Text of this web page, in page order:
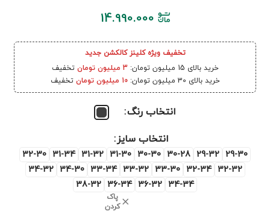
14.990.000
تخفیف ویژه کلینز کالکشن جدید
خرید بالای 15 میلیون تومان:
3 میلیون تومان
تخفیف
خرید بالای 30 میلیون تومان:
10 میلیون تومان تخفیف
انتخاب رنگ
انتخاب سایز
29-30
29-32
30-28
30-30
31-30
31-32
31-34
32-30
32-32
32-34
33-30
33-32
33-34
34-30
34-32
34-34
36-32
36-34
38-32
پاک
کردن